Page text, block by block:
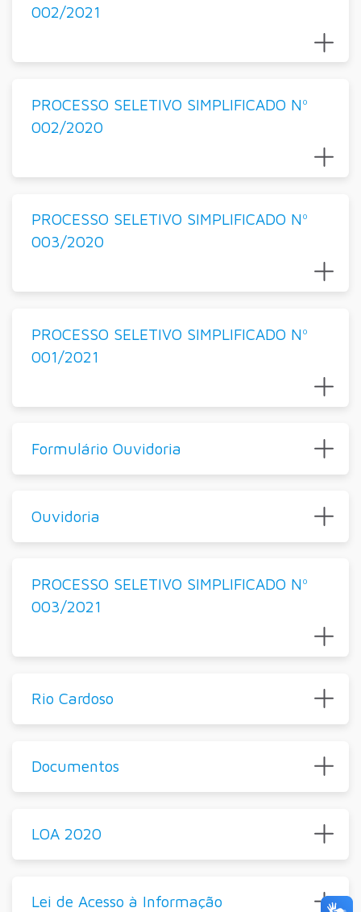
002/2021
PROCESSO SELETIVO SIMPLIFICADO Nº
002/2020
PROCESSO SELETIVO SIMPLIFICADO Nº
003/2020
PROCESSO SELETIVO SIMPLIFICADO Nº
001/2021
Formulário Ouvidoria
Ouvidoria
PROCESSO SELETIVO SIMPLIFICADO Nº
003/2021
Rio Cardoso
Documentos
LOA 2020
Lei de Acesso à Informação